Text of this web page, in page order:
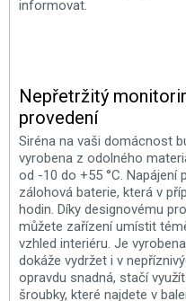
informovat.
Nepřetržitý
provedení
Siréna na vaši domácnost
vyrobena z odolného
od -10 do +55 °C. Napájení
zálohová baterie, která v
hodin. Díky designovému
můžete zařízení umístit
vzhled interiéru. Je
dokáže vydržet i v
opravdu snadná, stačí
šroubky, které najdete v